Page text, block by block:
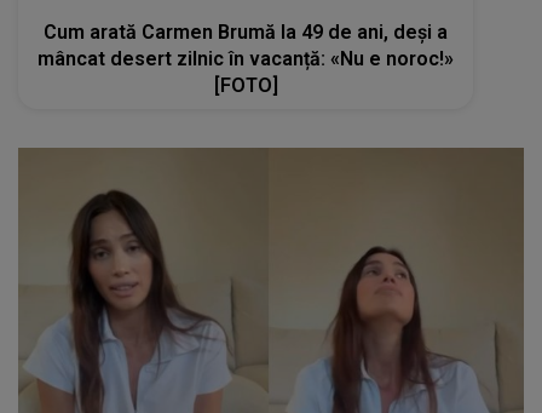
Cum arată Carmen Brumă la 49 de ani, deși a
mâncat desert zilnic în vacanță: «Nu e noroc!»
[FOTO]